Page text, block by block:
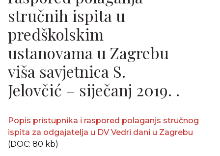
stručnih ispita u
predškolskim
ustanovama u Zagrebu
viša savjetnica S.
Jelovčić – siječanj 2019. .
Popis pristupnika i raspored polaganjs stručnog
ispita za odgajatelja u DV Vedri dani u Zagrebu
(DOC: 80 kb)